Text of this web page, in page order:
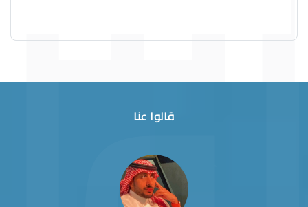
قالوا عنا